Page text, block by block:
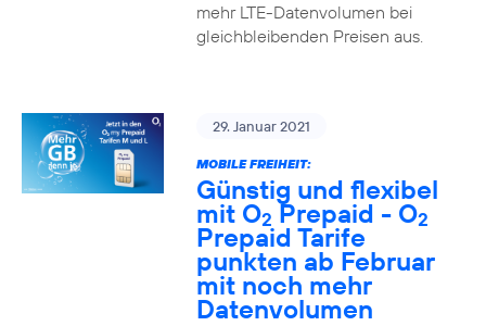
mehr LTE-Datenvolumen bei
gleichbleibenden Preisen aus.
29. Januar 2021
MOBILE FREIHEIT:
Günstig und flexibel
mit O2 Prepaid - O2
Prepaid Tarife
punkten ab Februar
mit noch mehr
Datenvolumen